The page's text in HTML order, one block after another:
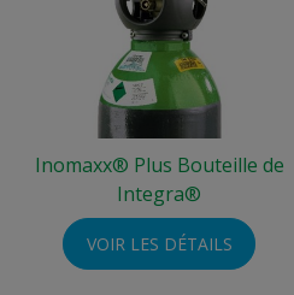
Inomaxx® Plus Bouteille de
Integra®
VOIR LES DÉTAILS